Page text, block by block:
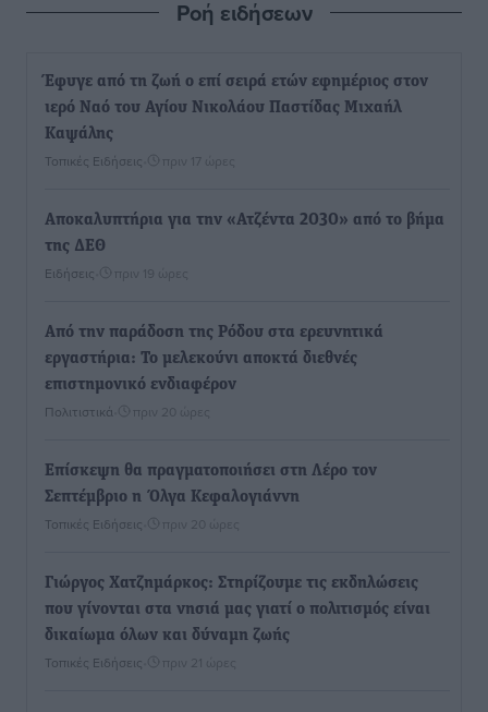
Ροή ειδήσεων
Έφυγε από τη ζωή ο επί σειρά ετών εφημέριος στον
ιερό Ναό του Αγίου Νικολάου Παστίδας Μιχαήλ
Καψάλης
Τοπικές Ειδήσεις πριν 17 ώρες
Αποκαλυπτήρια για την «Ατζέντα 2030» από το βήμα
της ΔΕΘ
Ειδήσεις πριν 19 ώρες
Από την παράδοση της Ρόδου στα ερευνητικά
εργαστήρια: Το μελεκούνι αποκτά διεθνές
επιστημονικό ενδιαφέρον
Πολιτιστικά πριν 20 ώρες
Επίσκεψη θα πραγματοποιήσει στη Λέρο τον
Σεπτέμβριο η Όλγα Κεφαλογιάννη
Τοπικές Ειδήσεις πριν 20 ώρες
Γιώργος Χατζημάρκος: Στηρίζουμε τις εκδηλώσεις
που γίνονται στα νησιά μας γιατί ο πολιτισμός είναι
δικαίωμα όλων και δύναμη ζωής
Τοπικές Ειδήσεις πριν 21 ώρες